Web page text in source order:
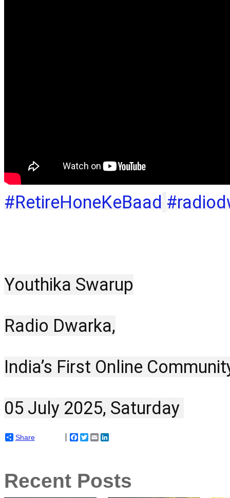
#RetireHoneKeBaad
Youthika Swarup
Radio Dwarka,
India’s First Online
05 July 2025, Saturday
Share Facebook
TwitterEmail
Recent Posts